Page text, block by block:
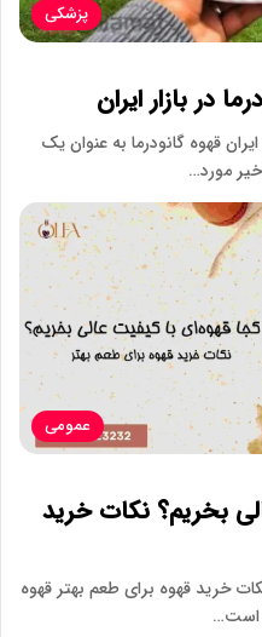
پزشکی
در بازار ایران
قهوه گانودرما به عنوان یک
مورد…
عمومی
بخریم؟ نکات خرید
خرید قهوه برای طعم بهتر قهوه
است…